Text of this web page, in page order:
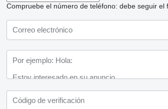
Compruebe el número de teléfono: debe seguir